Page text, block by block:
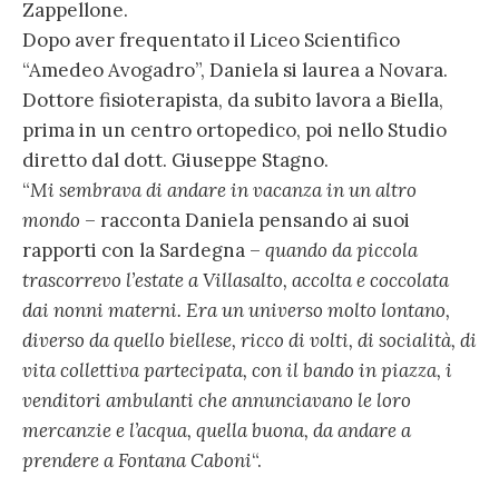
Zappellone.
Dopo aver frequentato il Liceo Scientifico
“Amedeo Avogadro”, Daniela si laurea a Novara.
Dottore fisioterapista, da subito lavora a Biella,
prima in un centro ortopedico, poi nello Studio
diretto dal dott. Giuseppe Stagno.
“Mi sembrava di andare in vacanza in un altro
mondo – racconta Daniela pensando ai suoi
rapporti con la Sardegna – quando da piccola
trascorrevo l’estate a Villasalto, accolta e coccolata
dai nonni materni. Era un universo molto lontano,
diverso da quello biellese, ricco di volti, di socialità, di
vita collettiva partecipata, con il bando in piazza, i
venditori ambulanti che annunciavano le loro
mercanzie e l’acqua, quella buona, da andare a
prendere a Fontana Caboni“.